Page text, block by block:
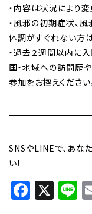
・内容は状況により
・風邪の初期症状、
体調がすぐれない方
・過去２週間以内に
国・地域への訪問歴
参加をお控えください
SNSやLINEで、あな
い！
X